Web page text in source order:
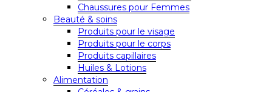
Chaussures pour Femmes
Beauté & soins
Produits pour le visage
Produits pour le corps
Produits capillaires
Huiles & Lotions
Alimentation